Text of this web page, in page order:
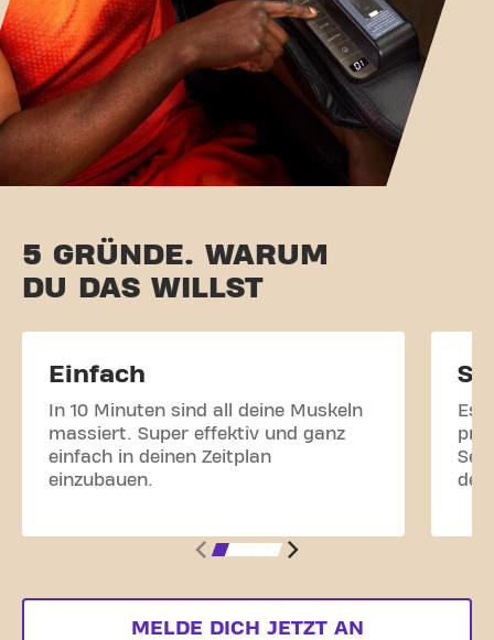
5 GRÜNDE. WARUM
DU DAS WILLST
Einfach
In 10 Minuten sind all deine Muskeln
massiert. Super effektiv und ganz
einfach in deinen Zeitplan
einzubauen.
Es
MELDE DICH JETZT AN